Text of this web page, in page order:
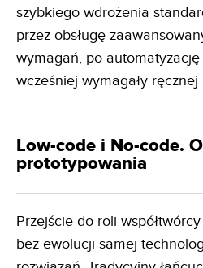
szybkiego wdrożenia
przez obsługę
wymagań, po
wcześniej wymagały ręcznej
Low-code i No-code.
prototypowania
Przejście do roli
bez ewolucji samej